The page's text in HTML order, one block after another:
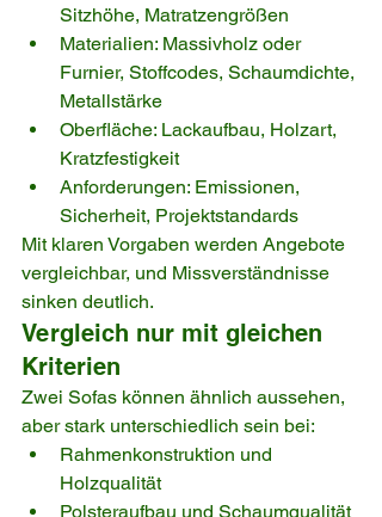
Sitzhöhe, Matratzengrößen
Materialien: Massivholz oder
Furnier, Stoffcodes, Schaumdichte,
Metallstärke
Oberfläche: Lackaufbau, Holzart,
Kratzfestigkeit
Anforderungen: Emissionen,
Sicherheit, Projektstandards
Mit klaren Vorgaben werden Angebote
vergleichbar, und Missverständnisse
sinken deutlich.
Vergleich nur mit gleichen
Kriterien
Zwei Sofas können ähnlich aussehen,
aber stark unterschiedlich sein bei:
Rahmenkonstruktion und
Holzqualität
Polsteraufbau und Schaumqualität